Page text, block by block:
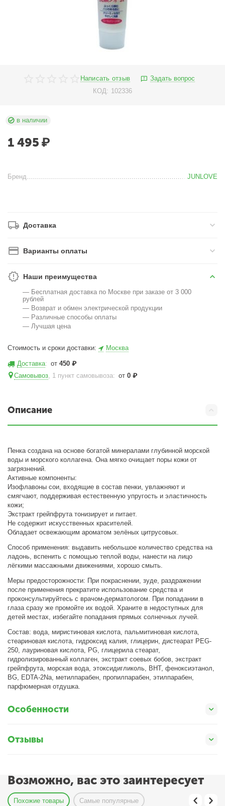
Написать отзыв
Задать вопрос
КОД: 102336
в наличии
1 495 ₽
Бренд JUNLOVE
Доставка
Варианты оплаты
Наши преимущества
— Бесплатная доставка по Москве при заказе от 3 000
рублей
— Возврат и обмен электрической продукции
— Различные способы оплаты
— Лучшая цена
Стоимость и сроки доставки: Москва
Доставка: от450 ₽
Самовывоз, 1 пункт самовывоза: от0 ₽
Описание
Пенка создана на основе богатой минералами глубинной морской
воды и морского коллагена. Она мягко очищает поры кожи от
загрязнений.
Активные компоненты:
Изофлавоны сои, входящие в состав пенки, увлажняют и
смягчают, поддерживая естественную упругость и эластичность
кожи;
Экстракт грейпфрута тонизирует и питает.
Не содержит искусственных красителей.
Обладает освежающим ароматом зелёных цитрусовых.
Способ применения: выдавить небольшое количество средства на
ладонь, вспенить с помощью теплой воды, нанести на лицо
лёгкими массажными движениями, хорошо смыть.
Меры предосторожности: При покраснении, зуде, раздражении
после применения прекратите использование средства и
проконсультируйтесь с врачом-дерматологом. При попадании в
глаза сразу же промойте их водой. Храните в недоступных для
детей местах, избегайте попадания прямых солнечных лучей.
Состав: вода, миристиновая кислота, пальмитиновая кислота,
стеариновая кислота, гидроксид калия, глицерин, дистеарат PEG-
250, лауриновая кислота, PG, глицерила стеарат,
гидролизированный коллаген, экстракт соевых бобов, экстракт
грейпфрута, морская вода, этоксидигликоль, BHT, феноксиэтанол,
BG, EDTA-2Na, метилпарабен, пропилпарабен, этилпарабен,
парфюмерная отдушка.
Особенности
Отзывы
Возможно, вас это заинтересует
Похожие товары Самые популярные